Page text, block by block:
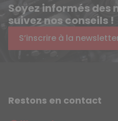
Soyez informés des
suivez nos conseils !
S’inscrire à la
Restons en contact